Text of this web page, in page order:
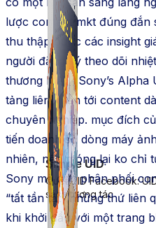
Simple UID
Quét UID Facebook:
sách tương tác
lược content mkt đúng đắn
thu thập được các insight
người đăng ký theo dõi
thương hiệu”. Sony’s
tảng liên quan tới content
chuyên nghiệp. mục đích
tiến doanh số dòng máy
nhiên, nền mónglại ko chỉ
Sony mà cònphân phối
“tất tần tật” những thứ liên
khi khởi đầuvới một trang